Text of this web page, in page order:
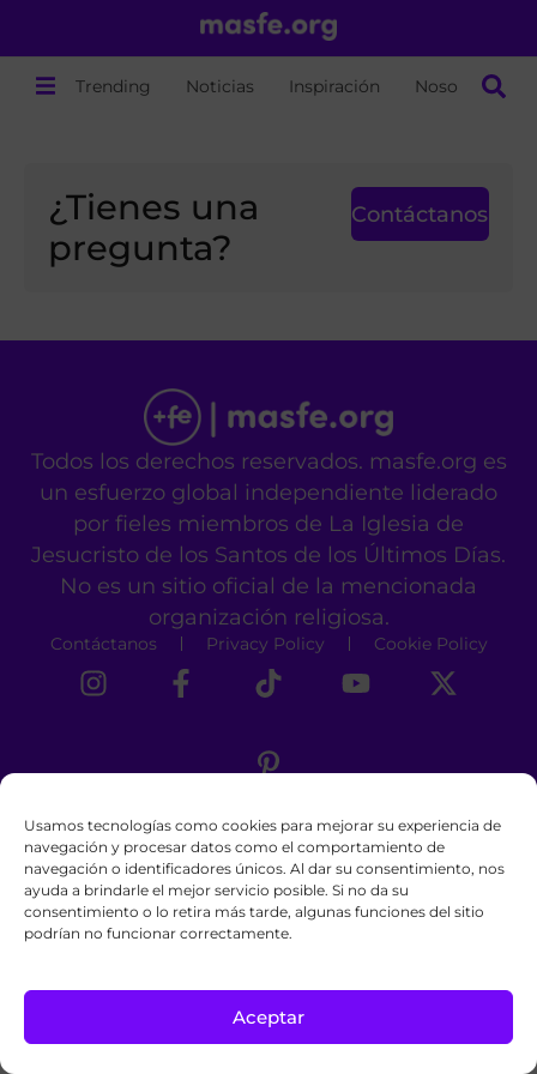
Usamos tecnologías como cookies para mejorar su experiencia de
navegación y procesar datos como el comportamiento de
navegación o identificadores únicos. Al dar su consentimiento, nos
ayuda a brindarle el mejor servicio posible. Si no da su
consentimiento o lo retira más tarde, algunas funciones del sitio
podrían no funcionar correctamente.
Aceptar
Trending Noticias Inspiración Nosotros
¿Tienes una
pregunta?
Contáctanos
Todos los derechos reservados. masfe.org es
un esfuerzo global independiente liderado
por fieles miembros de La Iglesia de
Jesucristo de los Santos de los Últimos Días.
No es un sitio oficial de la mencionada
organización religiosa.
Contáctanos Privacy Policy Cookie Policy